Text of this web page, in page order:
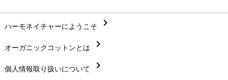
配送と送料chevron_right
在庫状況と発送予定chevron_right
サイズ・寸法chevron_right
ハーモネイチャーにようこそ chevron_right
オーガニックコットンとは chevron_right
個人情報取り扱いについて chevron_right